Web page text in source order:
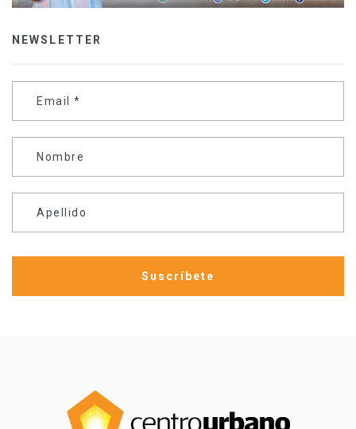
NEWSLETTER
Email *
Nombre
Apellido